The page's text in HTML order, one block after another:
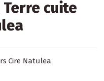
cuite
Cire Natulea